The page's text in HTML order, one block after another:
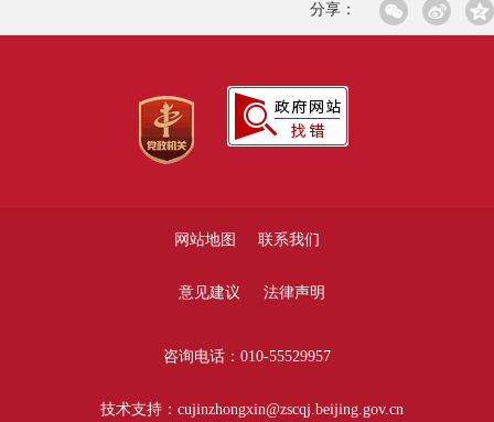
分享：
网站地图 联系我们
意见建议 法律声明
咨询电话：010-55529957
技术支持：cujinzhongxin@zscqj.beijing.gov.cn